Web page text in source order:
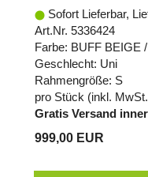
Sofort Lieferbar,
Art.Nr. 5336424
Farbe: BUFF BEIGE
Geschlecht: Uni
Rahmengröße: S
pro Stück (inkl.
Gratis Versand
999,00 EUR